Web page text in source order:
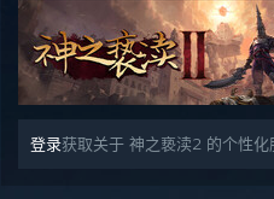
登录获取关于 神之亵渎2 的个性化